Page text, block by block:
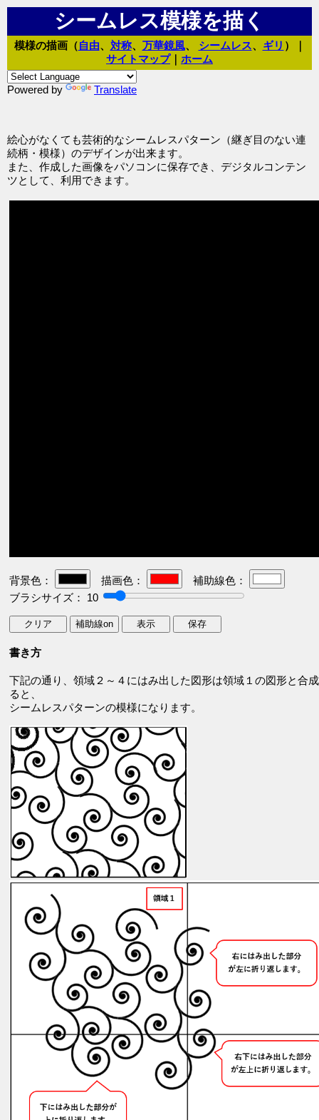
シームレス模様を描く
模様の描画（自由、 対称、 万華鏡風、 シームレス、 ギリ ）｜
サイトマップ｜ ホーム
Powered by Translate
絵心がなくても芸術的なシームレスパターン（継ぎ目のない連
続柄・模様）のデザインが出来ます。
また、作成した画像をパソコンに保存でき、デジタルコンテン
ツとして、利用できます。
背景色： 描画色：
補助線色：
ブラシサイズ： 10
書き方
下記の通り、領域２～４にはみ出した図形は領域１の図形と合
ると、
シームレスパターンの模様になります。